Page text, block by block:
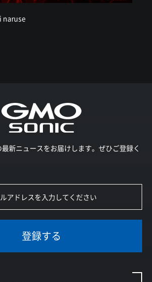
naruse
最新ニュースをお届けします。ぜひご登録く
登録する